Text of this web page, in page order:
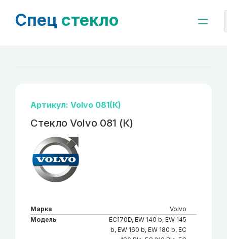
Спец стекло
Артикул: Volvo 081(К)
Стекло Volvo 081 (К)
Марка
Volvo
Модель
EC170D, EW 140 b, EW 145
b, EW 160 b, EW 180 b, EC